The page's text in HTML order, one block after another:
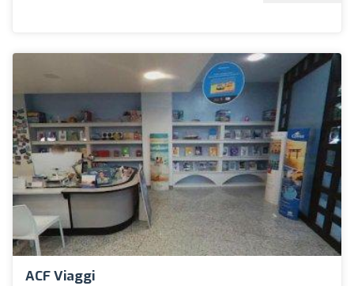
ACF Viaggi